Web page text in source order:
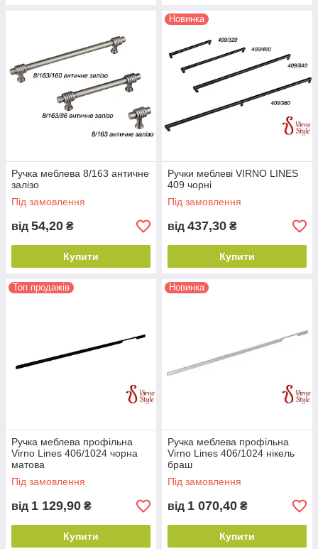
Ручка меблева 8/163 античне
залізо
Під замовлення
від 54,20 ₴
Купити
Новинка
Ручки меблеві VIRNO LINES
409 чорні
Під замовлення
від 437,30 ₴
Купити
Топ продажів
Ручка меблева профільна
Virno Lines 406/1024 чорна
матова
Під замовлення
від 1 129,90 ₴
Купити
Новинка
Ручка меблева профільна
Virno Lines 406/1024 нікель
браш
Під замовлення
від 1 070,40 ₴
Купити